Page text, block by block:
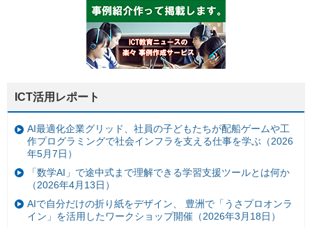
ICT活用レポート
AI最適化企業グリッド、社員の子どもたちが配船ゲームや工
作プログラミングで社会インフラを支える仕事を学ぶ（2026
年5月7日）
「数学AI」で途中式まで理解できる学習支援ツールとは何か
（2026年4月13日）
AIで自分だけの折り紙をデザイン、 豊洲で「うさプロオンラ
イン」を活用したワークショップ開催（2026年3月18日）